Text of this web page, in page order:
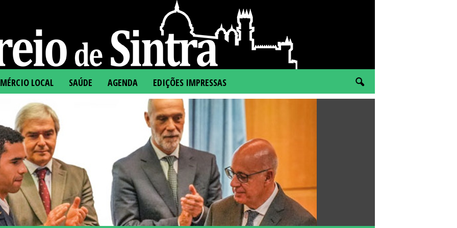
LOCAL SAÚDE AGENDA EDIÇÕES IMPRESSAS